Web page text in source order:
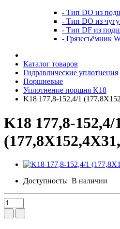
- Тип DO из
- Тип DO из
- Тип DF из
- Грязесъёмник
Каталог товаров
Гидравлические уплотнения
Поршневые
Уплотнение поршня K18
K18 177,8-152,4/1
K18 177,8-152,4/
Доступность: В наличии